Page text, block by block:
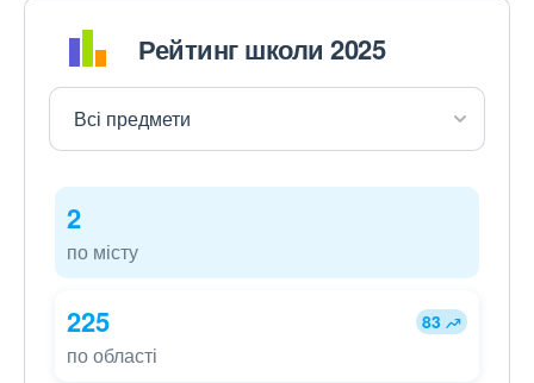
Рейтинг школи 2025
2
по місту
225 83
по області